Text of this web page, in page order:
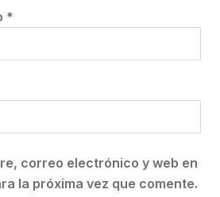
*
correo electrónico y web en
la próxima vez que comente.